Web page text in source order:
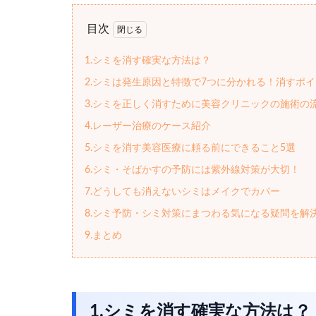
目次
1.シミを消す確実な方法は？
2.シミは発生原因と特徴で7つに分かれる！消すポイ
3.シミを正しく消すために美容クリニックの施術の
4.レーザー治療のケース紹介
5.シミを消す美容医療に頼る前にできること5選
6.シミ・そばかすの予防には紫外線対策が大切！
7.どうしても消えないシミはメイクでカバー
8.シミ予防・シミ対策にまつわる気になる疑問を解
9.まとめ
1.シミを消す確実な方法は？